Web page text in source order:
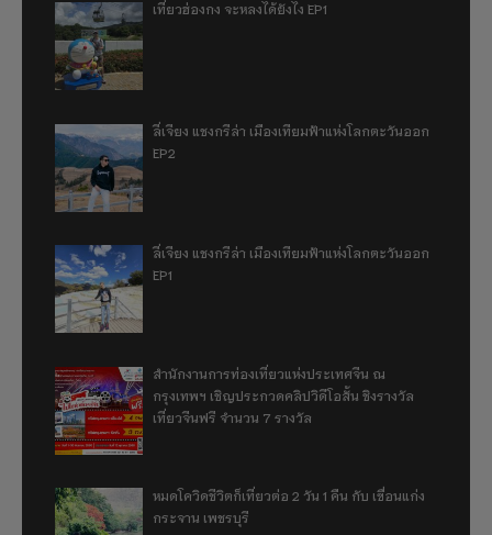
เที่ยวฮ่องกง จะหลงได้ยังไง EP1
ลี่เจียง แชงกรีล่า เมืองเทียมฟ้าแห่งโลกตะวันออก
EP2
ลี่เจียง แชงกรีล่า เมืองเทียมฟ้าแห่งโลกตะวันออก
EP1
สำนักงานการท่องเที่ยวแห่งประเทศจีน ณ
กรุงเทพฯ เชิญประกวดคลิปวิดีโอสั้น ชิงรางวัล
เที่ยวจีนฟรี จำนวน 7 รางวัล
หมดโควิดชีวิตก็เที่ยวต่อ 2 วัน 1 คืน กับ เขื่อนแก่ง
กระจาน เพชรบุรี